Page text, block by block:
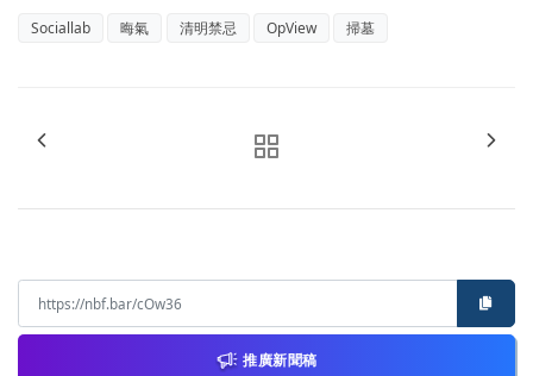
Sociallab 晦氣 清明禁忌 OpView 掃墓
推廣新聞稿